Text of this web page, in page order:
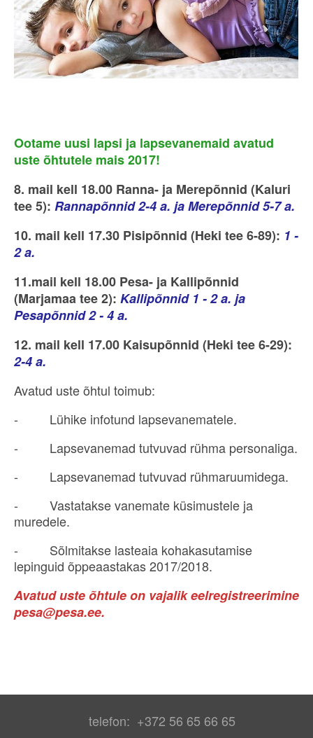
Ootame uusi lapsi ja lapsevanemaid avatud
uste õhtutele mais 2017!
8. mail kell 18.00 Ranna- ja Merepõnnid (Kaluri
tee 5): Rannapõnnid 2-4 a. ja Merepõnnid 5-7 a.
10. mail kell 17.30 Pisipõnnid (Heki tee 6-89): 1 -
2 a.
11.mail kell 18.00 Pesa- ja Kallipõnnid
(Marjamaa tee 2): Kallipõnnid 1 - 2 a. ja
Pesapõnnid 2 - 4 a.
12. mail kell 17.00 Kaisupõnnid (Heki tee 6-29):
2-4 a.
Avatud uste õhtul toimub:
- Lühike infotund lapsevanematele.
- Lapsevanemad tutvuvad rühma personaliga.
- Lapsevanemad tutvuvad rühmaruumidega.
- Vastatakse vanemate küsimustele ja
muredele.
- Sõlmitakse lasteaia kohakasutamise
lepinguid õppeaastakas 2017/2018.
Avatud uste õhtule on vajalik eelregistreerimine
pesa@pesa.ee.
telefon: +372 56 65 66 65